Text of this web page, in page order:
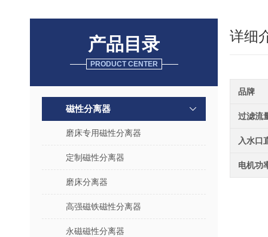
产品目录
PRODUCT CENTER
磁性分离器
磨床专用磁性分离器
定制磁性分离器
磨床分离器
高强磁铁磁性分离器
永磁磁性分离器
详细
品牌
过滤流
入水口
电机功